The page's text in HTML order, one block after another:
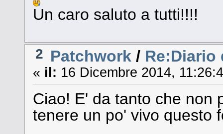
Un caro saluto a tutti!!!!
2 Patchwork /
« il: 16 Dicembre 2014,
Ciao! E' da tanto che non
tenere un po' vivo